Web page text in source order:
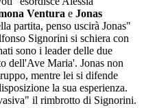
Ventura e Jonas
partita, penso uscirà Jonas"
Signorini si schiera con
sono i leader delle due
dell'Ave Maria'. Jonas non
mentre lei si difende
la sua esperienza.
il rimbrotto di Signorini.